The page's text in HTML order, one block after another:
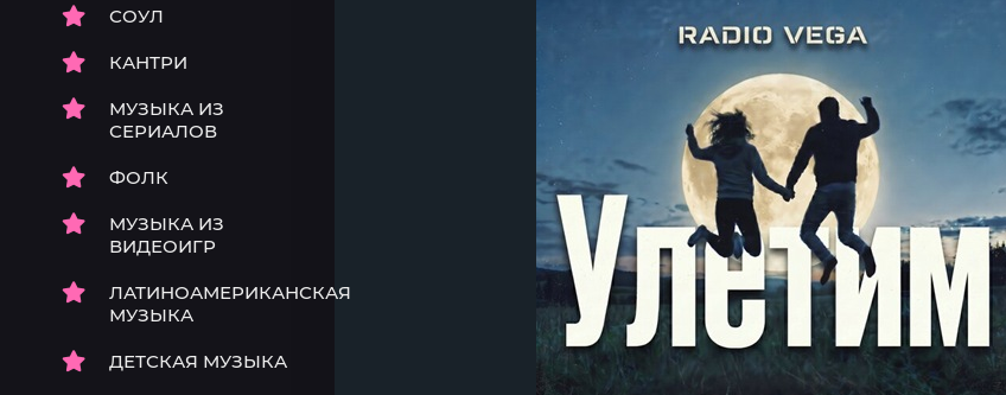
СОУЛ
КАНТРИ
МУЗЫКА ИЗ
СЕРИАЛОВ
ФОЛК
МУЗЫКА ИЗ
ВИДЕОИГР
ЛАТИНОАМЕРИКАНСКАЯ
МУЗЫКА
ДЕТСКАЯ МУЗЫКА